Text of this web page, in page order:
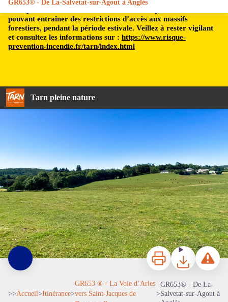
pouvant entraîner des restrictions d’accès aux massifs
forestiers, pendant la période estivale. Veillez à rester vigilant
et consultez les informations sur : https://www.risque-
prevention-incendie.fr/tarn/index.html
Tarn pleine nature
GR653® - De La-Salvetat-sur-Agout à Anglès
Pâturage à Anglès - TD, FFRando 81
ImprimerTéléchargerSignaler
>>Accueil>Itinérance>
GR653 ® - La Voie d’Arles
vers Saint-Jacques de
>
GR653® - De La-
Salvetat-sur-Agout à